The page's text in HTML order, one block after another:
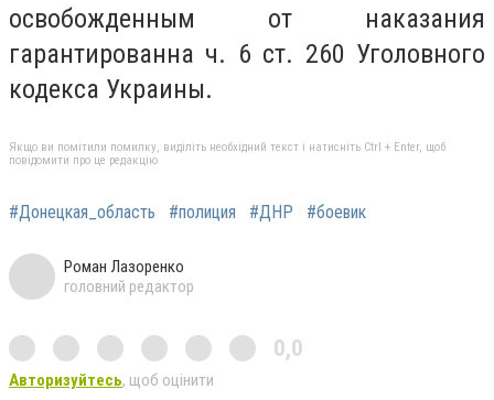
освобожденным от наказания
гарантированна ч. 6 ст. 260 Уголовного
кодекса Украины.
Якщо ви помітили помилку, виділіть необхідний текст і натисніть Ctrl + Enter, щоб
повідомити про це редакцію
#Донецкая_область #полиция #ДНР #боевик
Роман Лазоренко
головний редактор
0,0
Авторизуйтесь, щоб оцінити